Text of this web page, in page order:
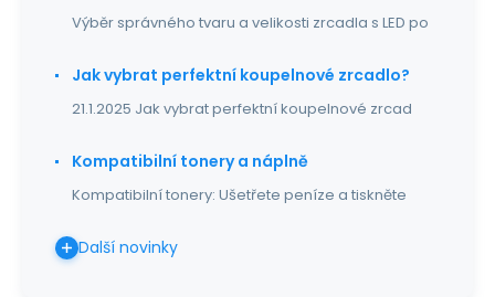
Výběr správného tvaru a velikosti zrcadla s LED po
Jak vybrat perfektní koupelnové zrcadlo?
21.1.2025 Jak vybrat perfektní koupelnové zrcad
Kompatibilní tonery a náplně
Kompatibilní tonery: Ušetřete peníze a tiskněte
Další novinky